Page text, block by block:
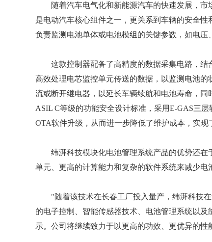
随着汽车电气化和新能源汽车的快速发展，
是电动汽车核心组件之一，更关系到车辆的安全
负责监测电池单体或电池模组的关键参数，如电压
这款控制器配备了高精度的数据采集电路，
高效处理电芯监控单元传送的数据，以监测电池
流或断开继电器，以延长车辆续航和电池寿命，
ASIL C等级的功能安全设计标准，采用E-GAS三
OTA软件升级，从而进一步降低了维护成本，实现
纬湃科技模块化电池管理系统产品的优势还
单元、更高的计算能力和复杂的软件系统来减少电
"随着该技术在长春工厂投入量产，纬湃科技
的电子控制、智能传感器技术、电池管理系统以
示。公司将继续致力于以更高的功效、更优异的性